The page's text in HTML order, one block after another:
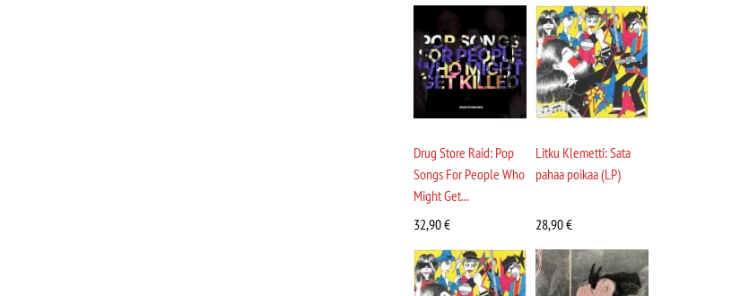
Drug Store Raid: Pop
Songs For People Who
Might Get...
32,90€
Litku Klemetti: Sata
pahaa poikaa (LP)
28,90€